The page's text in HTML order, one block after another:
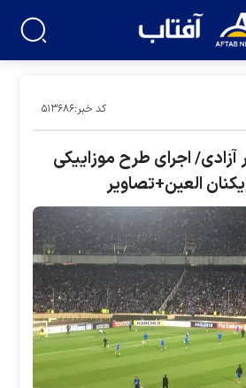
کد خبر:۵۱۳۶۸۶
اجرای طرح موزاییکی
العین+تصاویر